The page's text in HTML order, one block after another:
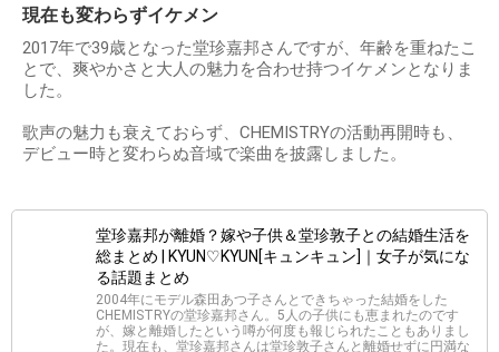
現在も変わらずイケメン
2017年で39歳となった堂珍嘉邦さんですが、年齢を重ねたこ
とで、爽やかさと大人の魅力を合わせ持つイケメンとなりま
した。
歌声の魅力も衰えておらず、CHEMISTRYの活動再開時も、
デビュー時と変わらぬ音域で楽曲を披露しました。
堂珍嘉邦が離婚？嫁や子供＆堂珍敦子との結婚生活を
総まとめ | KYUN♡KYUN[キュンキュン]｜女子が気にな
る話題まとめ
2004年にモデル森田あつ子さんとできちゃった結婚をした
CHEMISTRYの堂珍嘉邦さん。5人の子供にも恵まれたのです
が、嫁と離婚したという噂が何度も報じられたこともありまし
た。現在も、堂珍嘉邦さんは堂珍敦子さんと離婚せずに円満な